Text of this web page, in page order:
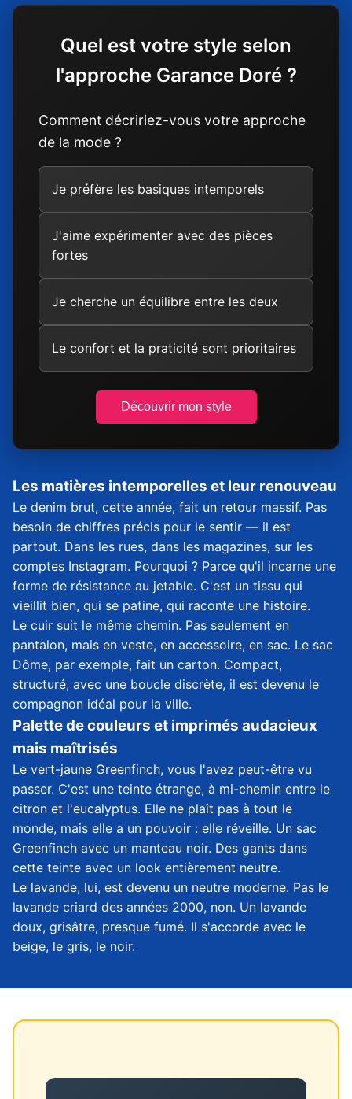
Quel est votre style selon
l'approche Garance Doré ?
Comment décririez-vous votre approche
de la mode ?
Je préfère les basiques intemporels
J'aime expérimenter avec des pièces
fortes
Je cherche un équilibre entre les deux
Le confort et la praticité sont prioritaires
Découvrir mon style
Les matières intemporelles et leur renouveau
Le denim brut, cette année, fait un retour massif. Pas
besoin de chiffres précis pour le sentir — il est
partout. Dans les rues, dans les magazines, sur les
comptes Instagram. Pourquoi ? Parce qu'il incarne une
forme de résistance au jetable. C'est un tissu qui
vieillit bien, qui se patine, qui raconte une histoire.
Le cuir suit le même chemin. Pas seulement en
pantalon, mais en veste, en accessoire, en sac. Le sac
Dôme, par exemple, fait un carton. Compact,
structuré, avec une boucle discrète, il est devenu le
compagnon idéal pour la ville.
Palette de couleurs et imprimés audacieux
mais maîtrisés
Le vert-jaune Greenfinch, vous l'avez peut-être vu
passer. C'est une teinte étrange, à mi-chemin entre le
citron et l'eucalyptus. Elle ne plaît pas à tout le
monde, mais elle a un pouvoir : elle réveille. Un sac
Greenfinch avec un manteau noir. Des gants dans
cette teinte avec un look entièrement neutre.
Le lavande, lui, est devenu un neutre moderne. Pas le
lavande criard des années 2000, non. Un lavande
doux, grisâtre, presque fumé. Il s'accorde avec le
beige, le gris, le noir.